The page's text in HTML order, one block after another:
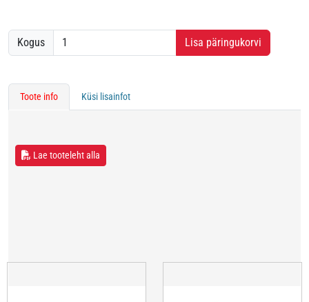
Kogus Lisa päringukorvi
Toote info Küsi lisainfot
Lae tooteleht alla